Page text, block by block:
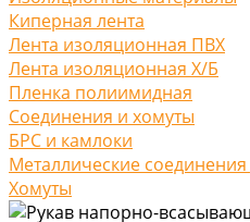
Киперная лента
Лента изоляционная ПВХ
Лента изоляционная Х/Б
Пленка полиимидная
Соединения и хомуты
БРС и камлоки
Металлические
Хомуты